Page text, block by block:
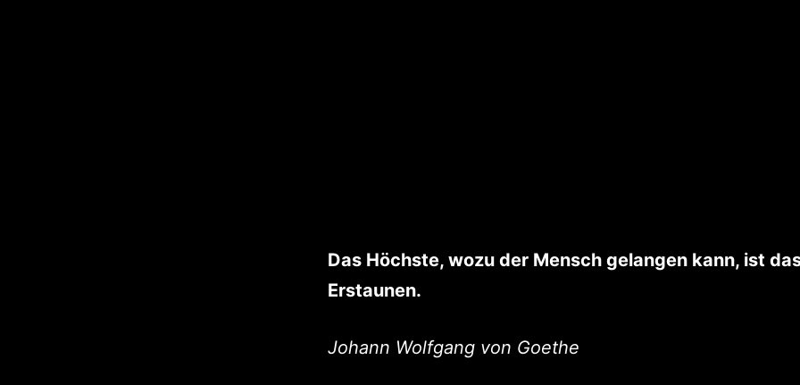
Das Höchste, wozu der Mensch gelangen kann, ist
Erstaunen.
Johann Wolfgang von Goethe